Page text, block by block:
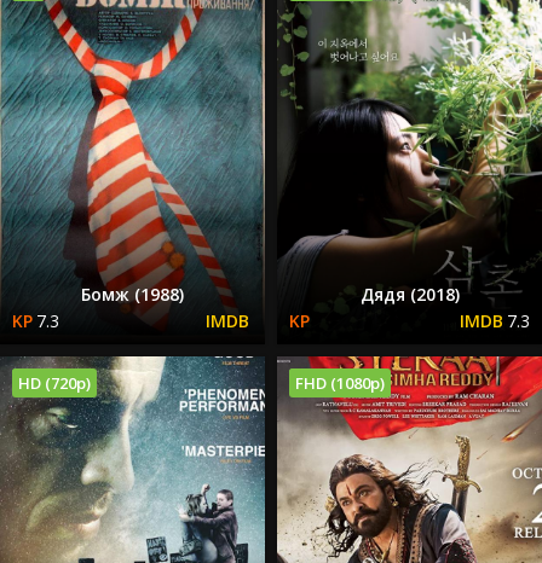
Бомж (1988)
7.3
Дядя (2018)
7.3
HD (720p) FHD (1080p)